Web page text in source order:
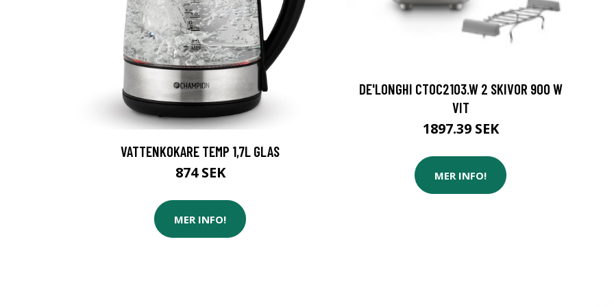
VATTENKOKARE TEMP 1,7L GLAS
874 SEK
MER INFO!
DE'LONGHI CTOC2103.W 2 SKIVOR 900 W
VIT
1897.39 SEK
MER INFO!